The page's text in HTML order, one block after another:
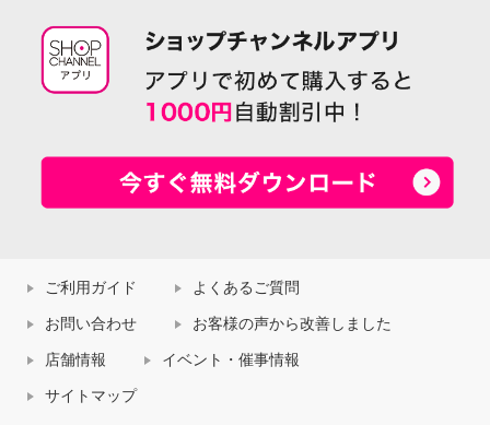
ご利用ガイド よくあるご質問
お問い合わせ お客様の声から改善しました
店舗情報 イベント・催事情報
サイトマップ